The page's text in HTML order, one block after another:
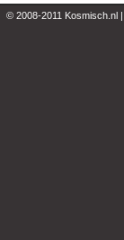
© 2008-2011 Kosmisch.nl